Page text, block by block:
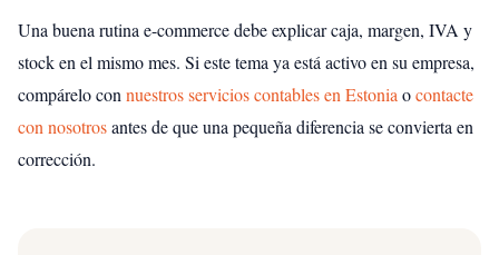
Una buena rutina e-commerce debe explicar caja, margen, IVA y
stock en el mismo mes. Si este tema ya está activo en su empresa,
compárelo con nuestros servicios contables en Estonia ocontacte
con nosotrosantes de que una pequeña diferencia se convierta en
corrección.